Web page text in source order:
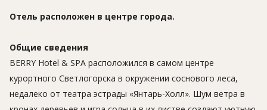
Отель расположен в центре города.
Общие сведения
BERRY Hotel & SPA расположился в самом центре
курортного Светлогорска в окружении соснового леса,
недалеко от театра эстрады «Янтарь-Холл». Шум ветра в